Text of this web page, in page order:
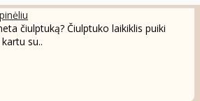
čiulptuką? Čiulptuko laikiklis puiki
su..